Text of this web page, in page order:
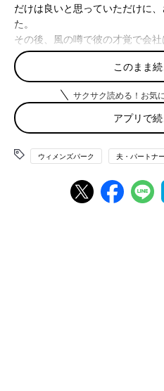
だけは良いと思っていただけに
た。
その後、風の噂で彼の才覚で会
れど、劣悪な労働環境が問題と
た。あぁ、嫁がないで良かった」
「20歳代の頃、一目惚れして猛
らは大学生でしたが、私は一足早
彼の家へ泊まる日、とてもお世
『ごめん、行けなくなった』と、
事どっちが大事なんだよ』と。
心の中を北風がひゅるるる〜と
まりのかっこ悪さに、その場で
このまま
サクサク読める！お気
アプリで
ウィメンズパーク 夫・パートナー